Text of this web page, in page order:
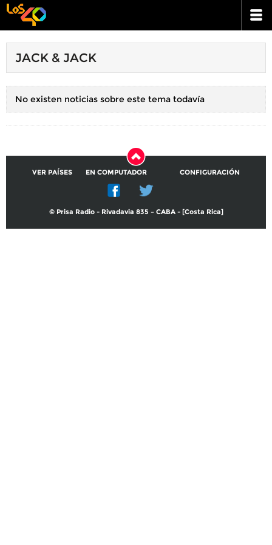
JACK & JACK
No existen noticias sobre este tema todavía
VER PAÍSES EN COMPUTADOR CONFIGURACIÓN
© Prisa Radio - Rivadavia 835 – CABA - [Costa Rica]